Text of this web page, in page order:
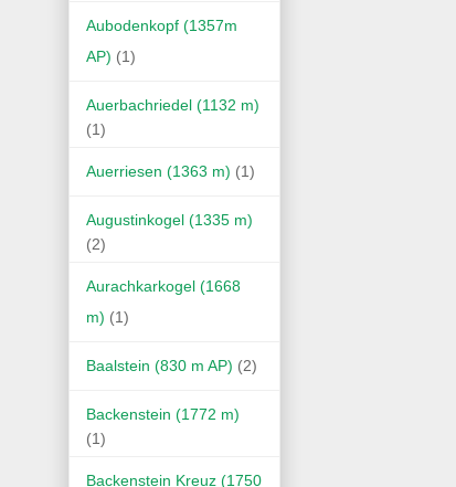
Aubodenkopf (1357m
AP) (1)
Auerbachriedel (1132 m)
(1)
Auerriesen (1363 m) (1)
Augustinkogel (1335 m)
(2)
Aurachkarkogel (1668
m) (1)
Baalstein (830 m AP) (2)
Backenstein (1772 m)
(1)
Backenstein Kreuz (1750